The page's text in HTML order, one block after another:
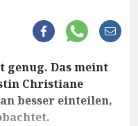
genug. Das meint
Christiane
besser einteilen,